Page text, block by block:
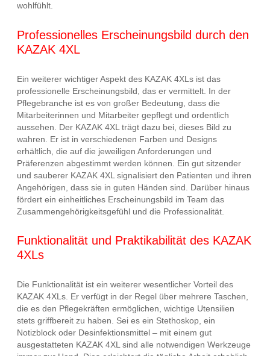
wohlfühlt.
Professionelles Erscheinungsbild durch den
KAZAK 4XL
Ein weiterer wichtiger Aspekt des KAZAK 4XLs ist das
professionelle Erscheinungsbild, das er vermittelt. In der
Pflegebranche ist es von großer Bedeutung, dass die
Mitarbeiterinnen und Mitarbeiter gepflegt und ordentlich
aussehen. Der KAZAK 4XL trägt dazu bei, dieses Bild zu
wahren. Er ist in verschiedenen Farben und Designs
erhältlich, die auf die jeweiligen Anforderungen und
Präferenzen abgestimmt werden können. Ein gut sitzender
und sauberer KAZAK 4XL signalisiert den Patienten und ihren
Angehörigen, dass sie in guten Händen sind. Darüber hinaus
fördert ein einheitliches Erscheinungsbild im Team das
Zusammengehörigkeitsgefühl und die Professionalität.
Funktionalität und Praktikabilität des KAZAK
4XLs
Die Funktionalität ist ein weiterer wesentlicher Vorteil des
KAZAK 4XLs. Er verfügt in der Regel über mehrere Taschen,
die es den Pflegekräften ermöglichen, wichtige Utensilien
stets griffbereit zu haben. Sei es ein Stethoskop, ein
Notizblock oder Desinfektionsmittel – mit einem gut
ausgestatteten KAZAK 4XL sind alle notwendigen Werkzeuge